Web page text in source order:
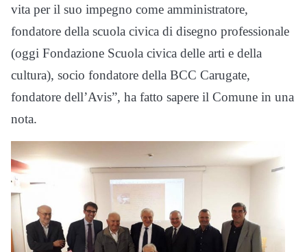
vita per il suo impegno come amministratore,
fondatore della scuola civica di disegno professionale
(oggi Fondazione Scuola civica delle arti e della
cultura), socio fondatore della BCC Carugate,
fondatore dell’Avis”, ha fatto sapere il Comune in una
nota.